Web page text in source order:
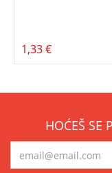
1,33 €
HOĆEŠ SE